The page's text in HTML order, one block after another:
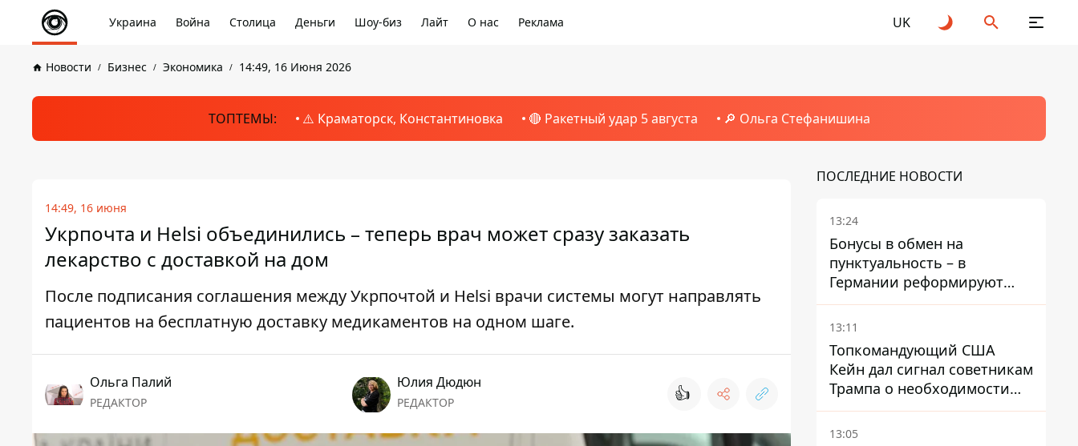
Украина Война Столица Деньги Шоу-биз Лайт О нас Реклама UK
Новости Бизнес Экономика 14:49, 16 Июня 2026
ТОПТЕМЫ: ⚠️ Краматорск, Константиновка 🔴 Ракетный удар 5 августа 🔎 Ольга Стефанишина
14:49, 16 июня
Укрпочта и Helsi объединились – теперь врач может сразу заказать
лекарство с доставкой на дом
После подписания соглашения между Укрпочтой и Helsi врачи системы могут направлять
пациентов на бесплатную доставку медикаментов на одном шаге.
Ольга Палий
РЕДАКТОР
Юлия Дюдюн
РЕДАКТОР 👍
ПОСЛЕДНИЕ НОВОСТИ
13:24
Бонусы в обмен на
пунктуальность – в
Германии реформируют
премирование руководства
Deutsche Bahn
13:11
Топкомандующий США
Кейн дал сигнал советникам
Трампа о необходимости
заканчивать войну с
Ираном – СМИ
13:05